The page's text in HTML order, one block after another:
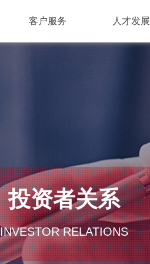
客户服务 人才发展
投资者关系
INVESTOR RELATIONS